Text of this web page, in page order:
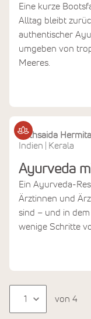
Eine kurze
Alltag bleibt
authentischer
umgeben von
Meeres.
Bethsaida
Indien
Kerala
Ayurveda
Ein Ayurveda-
Ärztinnen und
sind – und in
wenige Schritte
von 4